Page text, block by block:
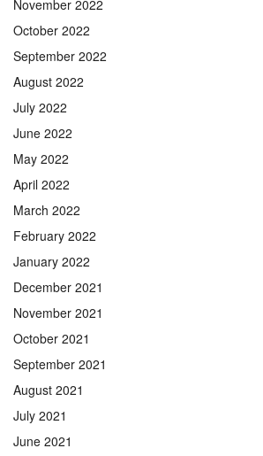
November 2022
October 2022
September 2022
August 2022
July 2022
June 2022
May 2022
April 2022
March 2022
February 2022
January 2022
December 2021
November 2021
October 2021
September 2021
August 2021
July 2021
June 2021